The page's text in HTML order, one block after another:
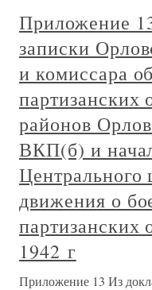
Приложение
записки
и комиссара
партизанских
районов
ВКП(б) и
Центрального
движения о
партизанских
1942 г
Приложение 13 Из